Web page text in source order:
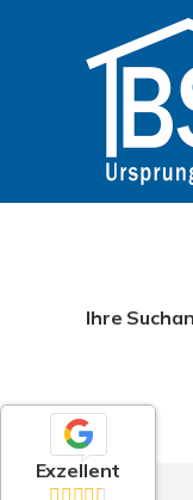
Ihre
Exzellent